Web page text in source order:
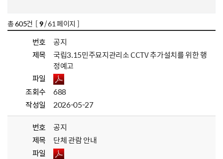
총605건 [9/ 61 페이지 ]
번호
공지
제목
국립3.15민주묘지관리소 CCTV 추가설치를 위한 행
정예고
파일
조회수
688
작성일
2026-05-27
번호
공지
제목
단체 관람 안내
파일